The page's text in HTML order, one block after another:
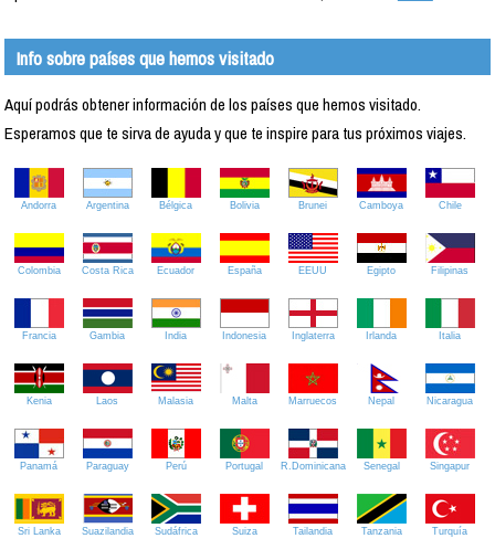
Info sobre países que hemos visitado
Aquí podrás obtener información de los países que hemos visitado.
Esperamos que te sirva de ayuda y que te inspire para tus próximos viajes.
Andorra Argentina Bélgica Bolivia Brunei Camboya Chile
Colombia Costa Rica Ecuador España EEUU Egipto Filipinas
Francia Gambia India Indonesia Inglaterra Irlanda Italia
Kenia Laos Malasia Malta Marruecos Nepal Nicaragua
Panamá Paraguay Perú Portugal R.Dominicana Senegal Singapur
Sri Lanka Suazilandia Sudáfrica Suiza Tailandia Tanzania Turquía